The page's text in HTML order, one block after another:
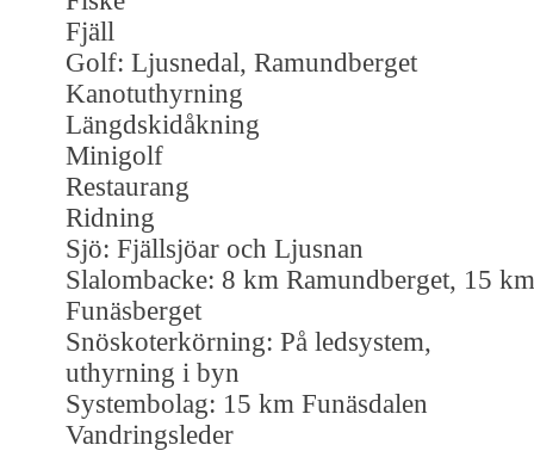
Fjäll
Golf: Ljusnedal, Ramundberget
Kanotuthyrning
Längdskidåkning
Minigolf
Restaurang
Ridning
Sjö: Fjällsjöar och Ljusnan
Slalombacke: 8 km Ramundberget, 15 km
Funäsberget
Snöskoterkörning: På ledsystem,
uthyrning i byn
Systembolag: 15 km Funäsdalen
Vandringsleder